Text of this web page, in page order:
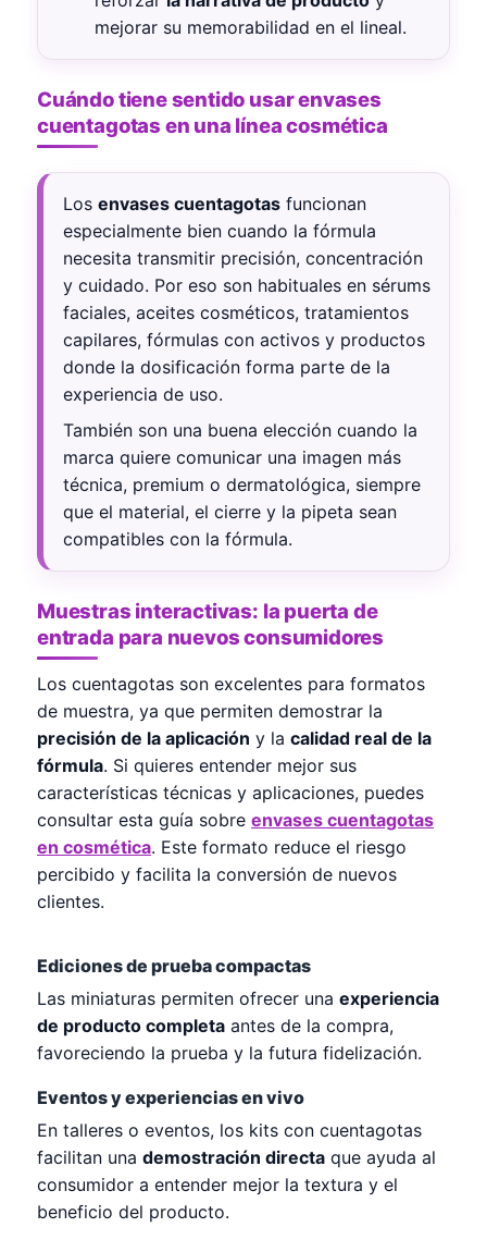
mejorar su memorabilidad en el lineal.
Cuándo tiene sentido usar envases
cuentagotas en una línea cosmética
Los envases cuentagotas funcionan
especialmente bien cuando la fórmula
necesita transmitir precisión, concentración
y cuidado. Por eso son habituales en sérums
faciales, aceites cosméticos, tratamientos
capilares, fórmulas con activos y productos
donde la dosificación forma parte de la
experiencia de uso.
También son una buena elección cuando la
marca quiere comunicar una imagen más
técnica, premium o dermatológica, siempre
que el material, el cierre y la pipeta sean
compatibles con la fórmula.
Muestras interactivas: la puerta de
entrada para nuevos consumidores
Los cuentagotas son excelentes para formatos
de muestra, ya que permiten demostrar la
precisión de la aplicación y la calidad real de la
fórmula. Si quieres entender mejor sus
características técnicas y aplicaciones, puedes
consultar esta guía sobre envases cuentagotas
en cosmética. Este formato reduce el riesgo
percibido y facilita la conversión de nuevos
clientes.
Ediciones de prueba compactas
Las miniaturas permiten ofrecer una experiencia
de producto completa antes de la compra,
favoreciendo la prueba y la futura fidelización.
Eventos y experiencias en vivo
En talleres o eventos, los kits con cuentagotas
facilitan una demostración directa que ayuda al
consumidor a entender mejor la textura y el
beneficio del producto.